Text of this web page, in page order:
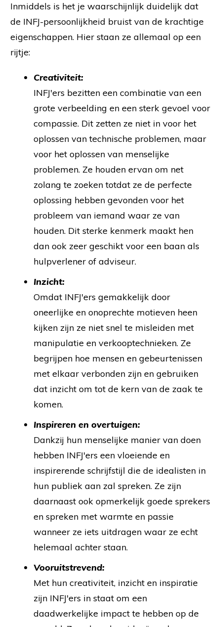
Inmiddels is het je waarschijnlijk duidelijk dat
de INFJ-persoonlijkheid bruist van de krachtige
eigenschappen. Hier staan ze allemaal op een
rijtje:
Creativiteit:
INFJ'ers bezitten een combinatie van een
grote verbeelding en een sterk gevoel voor
compassie. Dit zetten ze niet in voor het
oplossen van technische problemen, maar
voor het oplossen van menselijke
problemen. Ze houden ervan om net
zolang te zoeken totdat ze de perfecte
oplossing hebben gevonden voor het
probleem van iemand waar ze van
houden. Dit sterke kenmerk maakt hen
dan ook zeer geschikt voor een baan als
hulpverlener of adviseur.
Inzicht:
Omdat INFJ'ers gemakkelijk door
oneerlijke en onoprechte motieven heen
kijken zijn ze niet snel te misleiden met
manipulatie en verkooptechnieken. Ze
begrijpen hoe mensen en gebeurtenissen
met elkaar verbonden zijn en gebruiken
dat inzicht om tot de kern van de zaak te
komen.
Inspireren en overtuigen:
Dankzij hun menselijke manier van doen
hebben INFJ'ers een vloeiende en
inspirerende schrijfstijl die de idealisten in
hun publiek aan zal spreken. Ze zijn
daarnaast ook opmerkelijk goede sprekers
en spreken met warmte en passie
wanneer ze iets uitdragen waar ze echt
helemaal achter staan.
Vooruitstrevend:
Met hun creativiteit, inzicht en inspiratie
zijn INFJ'ers in staat om een
daadwerkelijke impact te hebben op de